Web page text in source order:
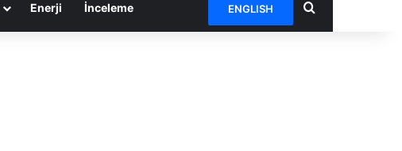
Enerji İnceleme ENGLISH Arama yap ...